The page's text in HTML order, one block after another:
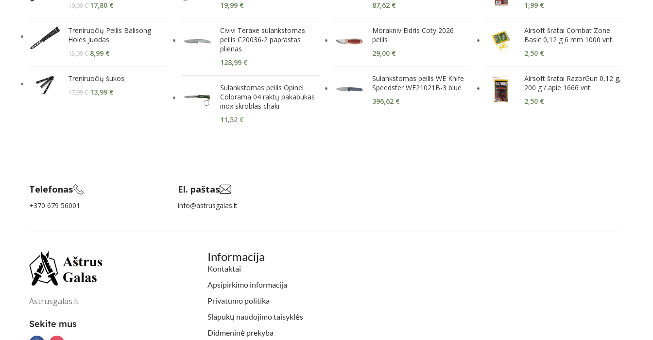
19,99€ 17,80 €
Treniruočių Peilis Balisong
Holes Juodas
13,99€ 8,99 €
Treniruočių šukos
17,99€ 13,99 €
19,99 €
Civivi Teraxe sulankstomas
peilis C20036-2 paprastas
plienas
128,99 €
Sulankstomas peilis Opinel
Colorama 04 raktų pakabukas
inox skroblas chaki
11,52 €
87,62 €
Morakniv Eldris Coty 2026
peilis
29,00 €
Sulankstomas peilis WE Knife
Speedster WE21021B-3 blue
396,62 €
1,99 €
Airsoft šratai Combat Zone
Basic 0,12 g 6 mm 1000 vnt.
2,50 €
Airsoft šratai RazorGun 0,12 g,
200 g / apie 1666 vnt.
2,50 €
Telefonas
+370 679 56001
El. paštas
info@astrusgalas.lt
Astrusgalas.lt
Sekite mus
Informacija
Kontaktai
Apsipirkimo informacija
Privatumo politika
Slapukų naudojimo taisyklės
Didmeninė prekyba